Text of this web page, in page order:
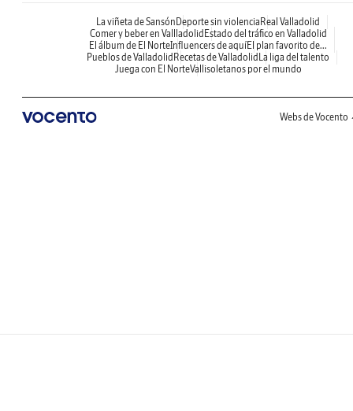
La viñeta de Sansón Deporte sin violencia Real Valladolid
Comer y beber en Vallladolid Estado del tráfico en Valladolid
El álbum de El NorteInfluencers de aquíEl plan favorito de...
Pueblos de Valladolid Recetas de Valladolid La liga del talento
Juega con El NorteVallisoletanos por el mundo
Webs de Vocento